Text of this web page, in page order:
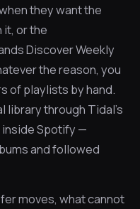
they want the
it, or the
Discover Weekly
the reason, you
of playlists by hand.
library through Tidal’s
Spotify —
and followed
moves, what cannot